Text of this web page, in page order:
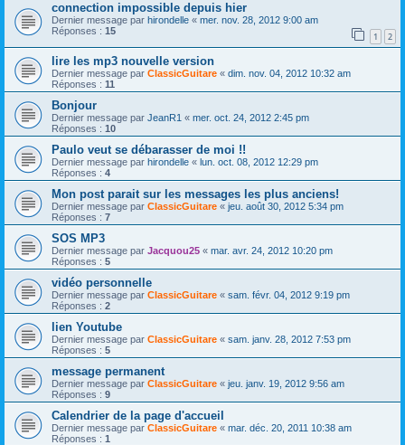
connection impossible depuis hier
Dernier message par hirondelle « mer. nov. 28, 2012 9:00 am
Réponses : 15 1 2
lire les mp3 nouvelle version
Dernier message par ClassicGuitare « dim. nov. 04, 2012 10:32 am
Réponses : 11
Bonjour
Dernier message par JeanR1 « mer. oct. 24, 2012 2:45 pm
Réponses : 10
Paulo veut se débarasser de moi !!
Dernier message par hirondelle « lun. oct. 08, 2012 12:29 pm
Réponses : 4
Mon post parait sur les messages les plus anciens!
Dernier message par ClassicGuitare « jeu. août 30, 2012 5:34 pm
Réponses : 7
SOS MP3
Dernier message par Jacquou25 « mar. avr. 24, 2012 10:20 pm
Réponses : 5
vidéo personnelle
Dernier message par ClassicGuitare « sam. févr. 04, 2012 9:19 pm
Réponses : 2
lien Youtube
Dernier message par ClassicGuitare « sam. janv. 28, 2012 7:53 pm
Réponses : 5
message permanent
Dernier message par ClassicGuitare « jeu. janv. 19, 2012 9:56 am
Réponses : 9
Calendrier de la page d'accueil
Dernier message par ClassicGuitare « mar. déc. 20, 2011 10:38 am
Réponses : 1